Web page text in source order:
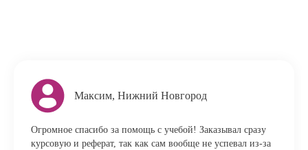
Максим, Нижний Новгород
Огромное спасибо за помощь с учебой! Заказывал сразу
курсовую и реферат, так как сам вообще не успевал из-за